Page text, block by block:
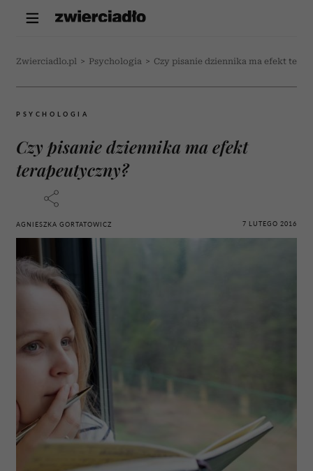
Zwierciadlo.pl > Psychologia > Czy pisanie dziennika ma efekt
PSYCHOLOGIA
Czy pisanie dziennika ma efekt
terapeutyczny?
AGNIESZKA GORTATOWICZ 7 LUTEGO 2016